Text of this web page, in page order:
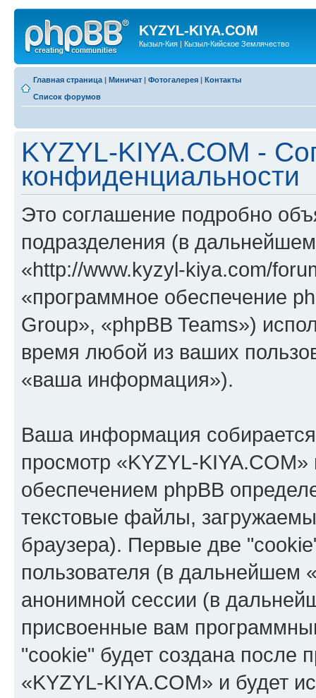
KYZYL-KIYA.COM
Кызыл-Кия | Кызыл-Кийское Землячество
Главная страница | Миничат | Фотогалерея | Контакты
Список форумов
KYZYL-KIYA.COM -
конфиденциальности
Это соглашение подробно
подразделения (в
«http://www.kyzyl-kiya.com/
«программное обеспечение
Group», «phpBB Teams»)
время любой из ваших
«ваша информация»).
Ваша информация
просмотр «KYZYL-
обеспечением phpBB
текстовые файлы,
браузера). Первые две
пользователя (в дальнейшем
анонимной сессии (в
присвоенные вам
"cookie" будет создана после
«KYZYL-KIYA.COM» и будет